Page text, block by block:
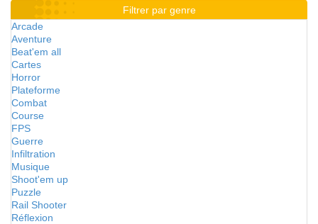
Filtrer par genre
Arcade
Aventure
Beat'em all
Cartes
Horror
Plateforme
Combat
Course
FPS
Guerre
Infiltration
Musique
Shoot'em up
Puzzle
Rail Shooter
Réflexion